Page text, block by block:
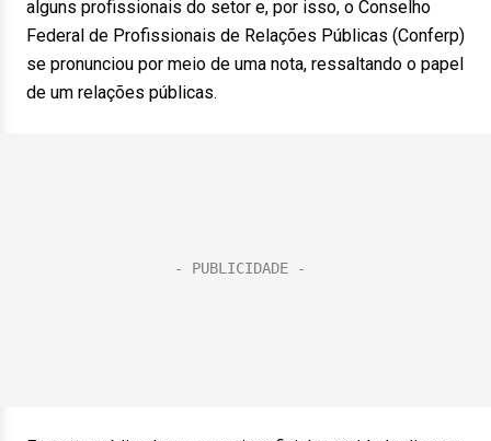
alguns profissionais do setor e, por isso, o Conselho
Federal de Profissionais de Relações Públicas (Conferp)
se pronunciou por meio de uma nota, ressaltando o papel
de um relações públicas.